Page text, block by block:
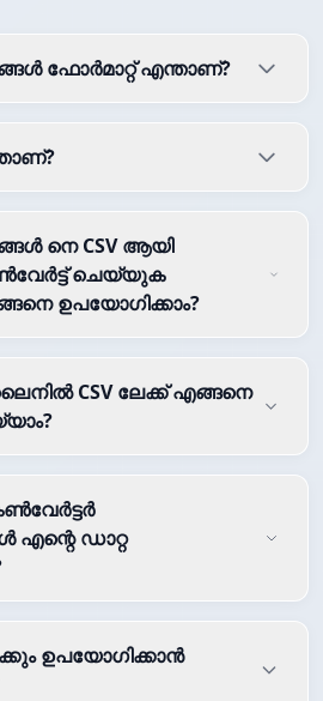
ഫോർമാറ്റ് എന്താണ്?
നെ CSV ആയി
ചെയ്യുക
ഉപയോഗിക്കാം?
CSV ലേക്ക് എങ്ങനെ
എന്റെ ഡാറ്റ
ഉപയോഗിക്കാൻ